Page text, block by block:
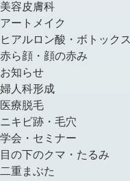
美容皮膚科
アートメイク
ヒアルロン酸・ボトックス
赤ら顔・顔の赤み
お知らせ
婦人科形成
医療脱毛
ニキビ跡・毛穴
学会・セミナー
目の下のクマ・たるみ
二重まぶた